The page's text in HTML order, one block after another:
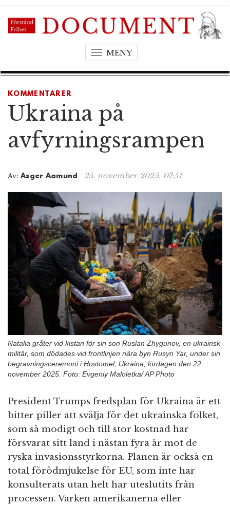
MENYT
g
a
g
t
i
o
n
KOMMENTARER
Ukraina på
avfyrningsrampen
Av: Asger Aamund 25. november 2025, 07:51
Natalia gråter vid kistan för sin son Ruslan Zhygunov, en ukrainsk
militär, som dödades vid frontlinjen nära byn Rusyn Yar, under sin
begravningsceremoni i Hostomel, Ukraina, lördagen den 22
november 2025. Foto: Evgeniy Maloletka/ AP Photo
President Trumps fredsplan för Ukraina är ett
bitter piller att svälja för det ukrainska folket,
som så modigt och till stor kostnad har
försvarat sitt land i nästan fyra år mot de
ryska invasionsstyrkorna. Planen är också en
total förödmjukelse för EU, som inte har
konsulterats utan helt har uteslutits från
processen. Varken amerikanerna eller